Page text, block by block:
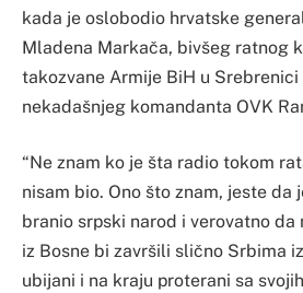
kada je oslobodio hrvatske
Mladena Markača, bivšeg ratnog
takozvane Armije BiH u
nekadašnjeg komandanta OVK
“Ne znam ko je šta radio tokom
nisam bio. Ono što znam, jeste da
branio srpski narod i verovatno da
iz Bosne bi završili slično Srbima
ubijani i na kraju proterani sa